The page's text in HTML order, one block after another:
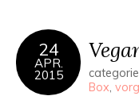
24
APR.
2015
Box,